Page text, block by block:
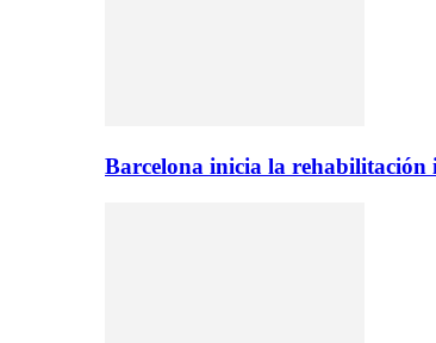
Barcelona inicia la rehabilitación